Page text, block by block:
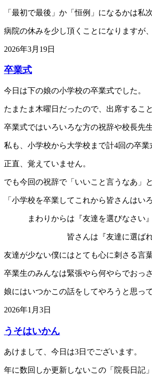
「最初で最後」か「恒例」になるかは私
病院の休みを少し頂くことになりますが
2026年3月19日
卒業式
今日は下の娘の小学校の卒業式でした。
たまたま木曜日だったので、出席するこ
卒業式ではいろいろな方の祝辞や校長先
私も、小学校から大学校まで計4回の卒業
正直、覚えていません。
でも今回の祝辞で「いいこと言うなあ」
「小学校を卒業してこれから皆さんはい
まわりからは『友達を選びなさい』
皆さんは『友達に選ばれる』
友達が少ない僕にはとても心に刺さる言葉
卒業生のみんなは緊張やら何やらでおっ
娘にはいつかこの話をしてやろうと思って
2026年1月3日
うそはいかん
あけまして、今日は3日でございます。
年に数回しか更新しないこの「院長日記」